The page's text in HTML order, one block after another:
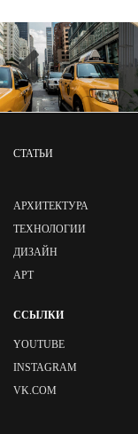
СТАТЬИ
АРХИТЕКТУРА
ТЕХНОЛОГИИ
ДИЗАЙН
АРТ
ССЫЛКИ
YOUTUBE
INSTAGRAM
VK.COM